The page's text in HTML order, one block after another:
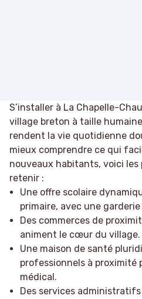
S’installer à La Chapelle-
village breton à taille
rendent la vie quotidienne
mieux comprendre ce qui
nouveaux habitants, voici les
retenir :
Une offre scolaire
primaire, avec une
Des commerces de
animent le cœur du village.
Une maison de santé
professionnels à proximité
médical.
Des services administratifs